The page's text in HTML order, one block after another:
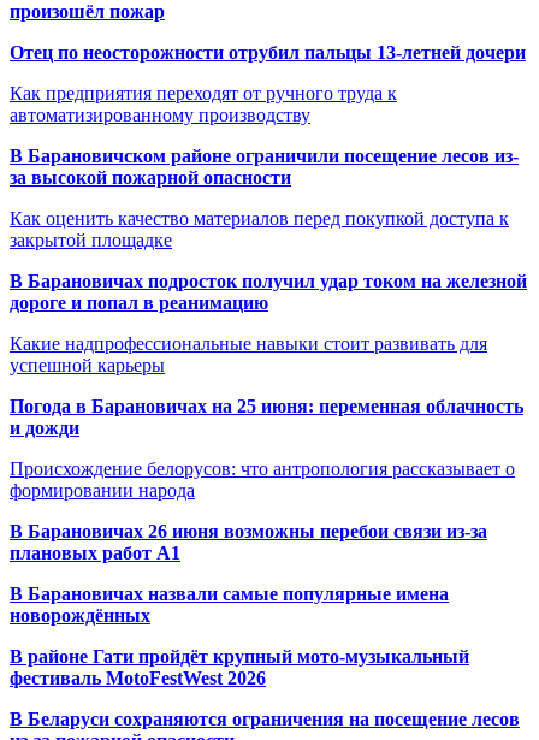
произошёл пожар
Отец по неосторожности отрубил пальцы 13-летней дочери
Как предприятия переходят от ручного труда к
автоматизированному производству
В Барановичском районе ограничили посещение лесов из-
за высокой пожарной опасности
Как оценить качество материалов перед покупкой доступа к
закрытой площадке
В Барановичах подросток получил удар током на железной
дороге и попал в реанимацию
Какие надпрофессиональные навыки стоит развивать для
успешной карьеры
Погода в Барановичах на 25 июня: переменная облачность
и дожди
Происхождение белорусов: что антропология рассказывает о
формировании народа
В Барановичах 26 июня возможны перебои связи из-за
плановых работ A1
В Барановичах назвали самые популярные имена
новорождённых
В районе Гати пройдёт крупный мото-музыкальный
фестиваль MotoFestWest 2026
В Беларуси сохраняются ограничения на посещение лесов